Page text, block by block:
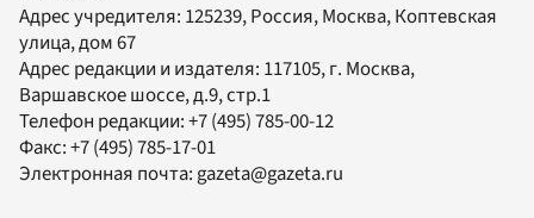
Адрес учредителя: 125239, Россия, Москва, Коптевская
улица, дом 67
Адрес редакции и издателя: 117105, г. Москва,
Варшавское шоссе, д.9, стр.1
Телефон редакции:+7 (495) 785-00-12
Факс:+7 (495) 785-17-01
Электронная почта: gazeta@gazeta.ru